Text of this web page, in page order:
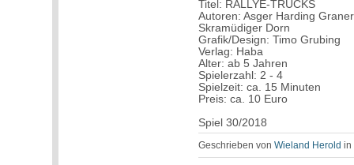
Titel: RALLYE-TRUCKS
Autoren: Asger Harding
Skramüdiger Dorn
Grafik/Design: Timo Grubing
Verlag: Haba
Alter: ab 5 Jahren
Spielerzahl: 2 - 4
Spielzeit: ca. 15 Minuten
Preis: ca. 10 Euro
Spiel 30/2018
Geschrieben vonWieland Herold in